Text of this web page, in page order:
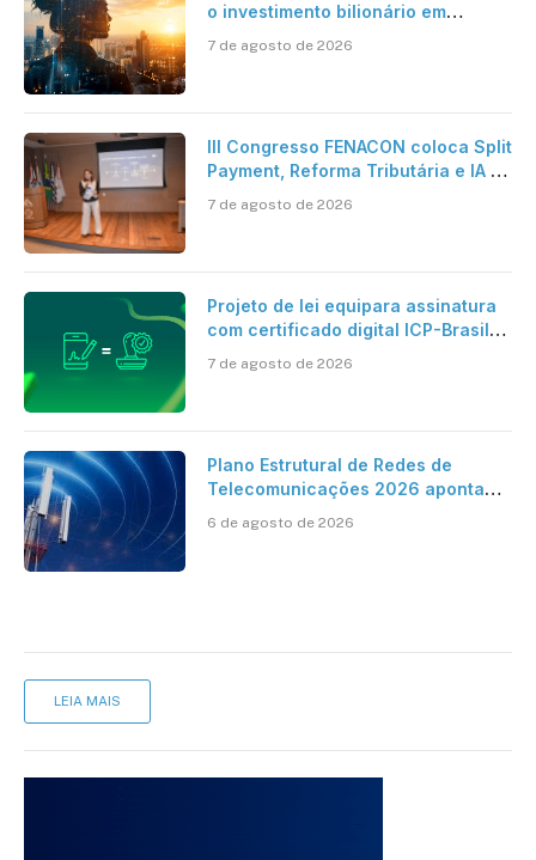
o investimento bilionário em
verdadeira era da inteligência
7 de agosto de 2026
III Congresso FENACON coloca Split
Payment, Reforma Tributária e IA no
7 de agosto de 2026
Projeto de lei equipara assinatura
com certificado digital ICP-Brasil
cartório
7 de agosto de 2026
Plano Estrutural de Redes de
Telecomunicações 2026 aponta
mantém desafio
6 de agosto de 2026
LEIA MAIS